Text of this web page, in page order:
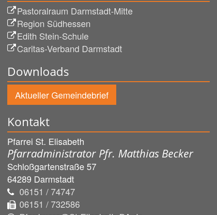
Pastoralraum Darmstadt-Mitte
Region Südhessen
Edith Stein-Schule
Caritas-Verband Darmstadt
Downloads
Aktueller Gemeindebrief
Kontakt
Pfarrei St. Elisabeth
Pfarradministrator Pfr. Matthias Becker
Schloßgartenstraße 57
64289 Darmstadt
06151 / 74747
06151 / 732586